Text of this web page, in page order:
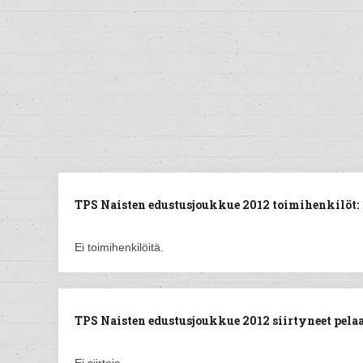
TPS Naisten edustusjoukkue 2012 toimihenkilöt:
Ei toimihenkilöitä.
TPS Naisten edustusjoukkue 2012 siirtyneet